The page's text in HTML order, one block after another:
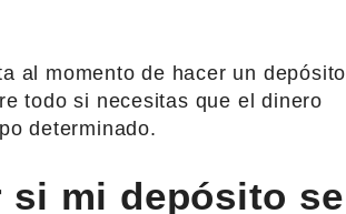
al momento de hacer un depósito
todo si necesitas que el dinero
determinado.
si mi depósito se